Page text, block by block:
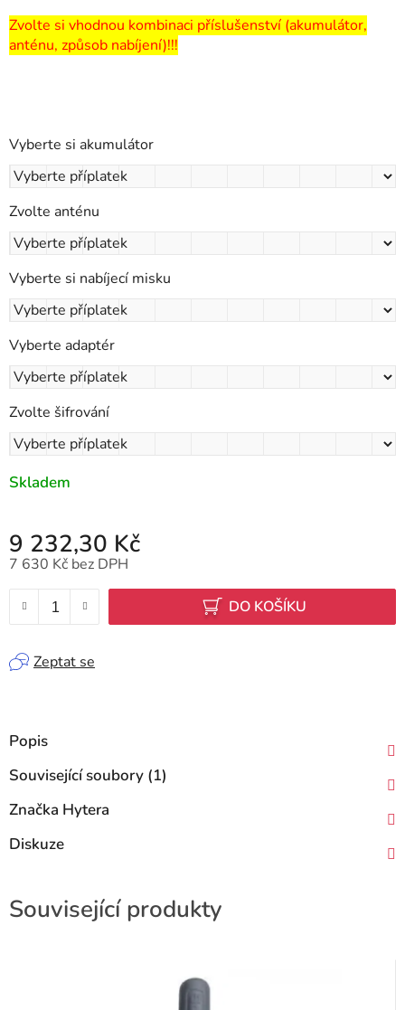
Zvolte si vhodnou kombinaci příslušenství (akumulátor,
anténu, způsob nabíjení)!!!
Vyberte si akumulátor
Zvolte anténu
Vyberte si nabíjecí misku
Vyberte adaptér
Zvolte šifrování
Skladem
9 232,30 Kč
7 630 Kč bez DPH
DO KOŠÍKU
Zeptat se
Popis
Související soubory (1)
Značka Hytera
Diskuze
Související produkty